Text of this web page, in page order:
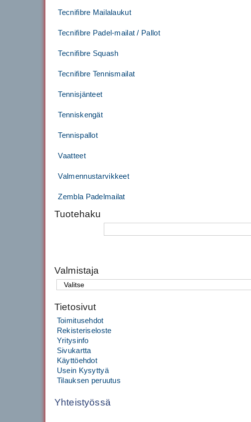
Tecnifibre Mailalaukut
Tecnifibre Padel-mailat / Pallot
Tecnifibre Squash
Tecnifibre Tennismailat
Tennisjänteet
Tenniskengät
Tennispallot
Vaatteet
Valmennustarvikkeet
Zembla Padelmailat
Tuotehaku
Valmistaja
Tietosivut
Toimitusehdot
Rekisteriseloste
Yritysinfo
Sivukartta
Käyttöehdot
Usein Kysyttyä
Tilauksen peruutus
Yhteistyössä